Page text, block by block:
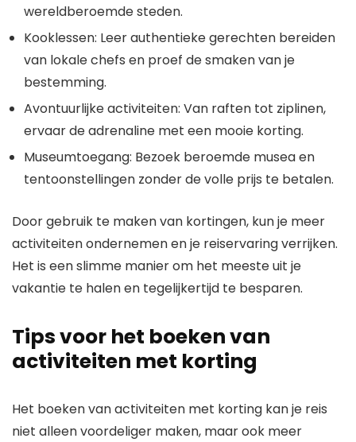
wereldberoemde steden.
Kooklessen: Leer authentieke gerechten bereiden
van lokale chefs en proef de smaken van je
bestemming.
Avontuurlijke activiteiten: Van raften tot ziplinen,
ervaar de adrenaline met een mooie korting.
Museumtoegang: Bezoek beroemde musea en
tentoonstellingen zonder de volle prijs te betalen.
Door gebruik te maken van kortingen, kun je meer
activiteiten ondernemen en je reiservaring verrijken.
Het is een slimme manier om het meeste uit je
vakantie te halen en tegelijkertijd te besparen.
Tips voor het boeken van
activiteiten met korting
Het boeken van activiteiten met korting kan je reis
niet alleen voordeliger maken, maar ook meer